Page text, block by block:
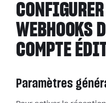
WEBHOOKS
COMPTE
Paramètres